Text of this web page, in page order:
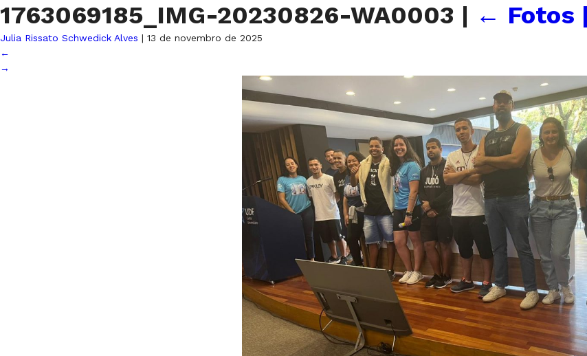
1763069185_IMG-20230826-WA0003 | ← Fotos
Julia Rissato Schwedick Alves | 13 de novembro de 2025
←
→